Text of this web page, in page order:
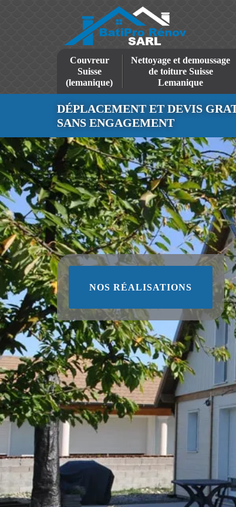
Couvreur
Suisse
(lemanique)
Nettoyage et demoussage
de toiture Suisse
Lemanique
DÉPLACEMENT ET DEVIS
SANS ENGAGEMENT
NOS RÉALISATIONS